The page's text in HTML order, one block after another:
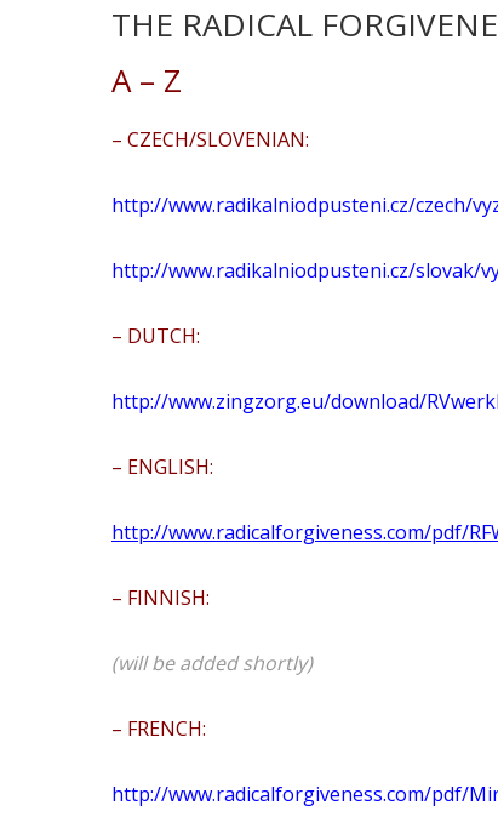
THE RADICAL
A – Z
– CZECH/SLOVENIAN:
http://www.radikalniodpusteni.cz/czech/
http://www.radikalniodpusteni.cz/slovak/
– DUTCH:
http://www.zingzorg.eu/download/
– ENGLISH:
http://www.radicalforgiveness.com/pdf/
– FINNISH:
(will be added shortly)
– FRENCH:
http://www.radicalforgiveness.com/pdf/